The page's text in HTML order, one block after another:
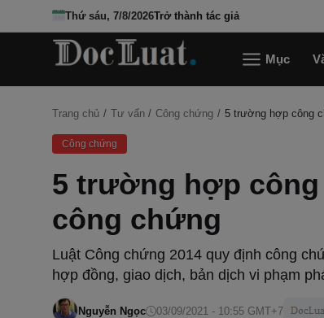
Thứ sáu, 7/8/2026Trở thành tác giả
Mục
Trang chủ Tư vấn Công chứng 5 trường hợp công
Công chứng
5 trường hợp
công chứng
Luật Công chứng 2014 quy định công
hợp đồng, giao dịch, bản dịch vi phạm
Nguyễn Ngọc 03/09/2021 - 10:55 GMT+7